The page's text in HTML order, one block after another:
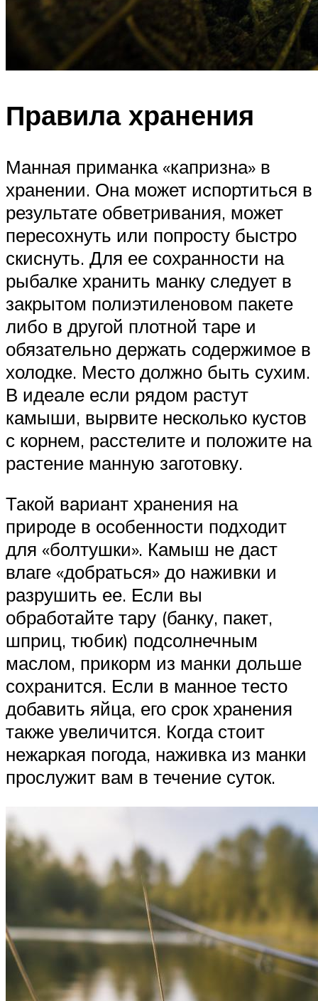
Правила хранения
Манная приманка «капризна» в
хранении. Она может испортиться в
результате обветривания, может
пересохнуть или попросту быстро
скиснуть. Для ее сохранности на
рыбалке хранить манку следует в
закрытом полиэтиленовом пакете
либо в другой плотной таре и
обязательно держать содержимое в
холодке. Место должно быть сухим.
В идеале если рядом растут
камыши, вырвите несколько кустов
с корнем, расстелите и положите на
растение манную заготовку.
Такой вариант хранения на
природе в особенности подходит
для «болтушки». Камыш не даст
влаге «добраться» до наживки и
разрушить ее. Если вы
обработайте тару (банку, пакет,
шприц, тюбик) подсолнечным
маслом, прикорм из манки дольше
сохранится. Если в манное тесто
добавить яйца, его срок хранения
также увеличится. Когда стоит
нежаркая погода, наживка из манки
прослужит вам в течение суток.